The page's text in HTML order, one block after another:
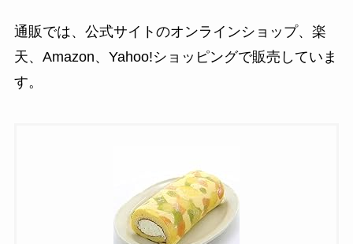
通販では、公式サイトのオンラインショップ、楽
天、Amazon、Yahoo!ショッピングで販売していま
す。